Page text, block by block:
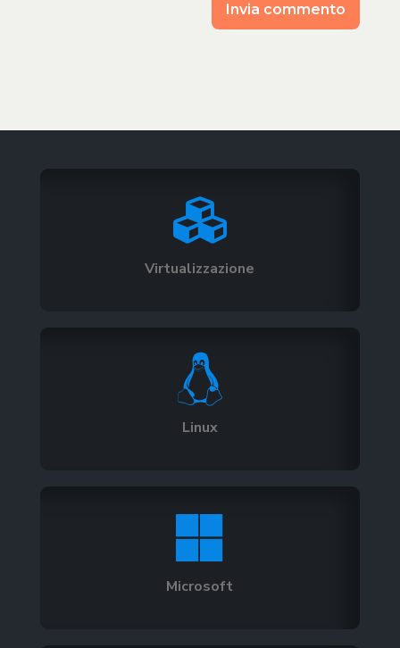
Invia commento

Virtualizzazione

Linux

Microsoft